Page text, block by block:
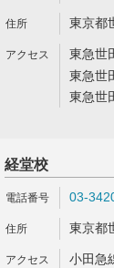
東京都
東急世
東急世
東急世
経堂校
03-
東京都
小田急